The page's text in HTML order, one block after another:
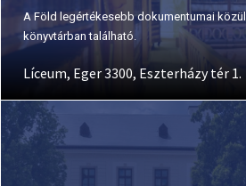
A Föld legértékesebb dokumentumai
könyvtárban található.
Líceum, Eger 3300, Eszterházy tér 1.